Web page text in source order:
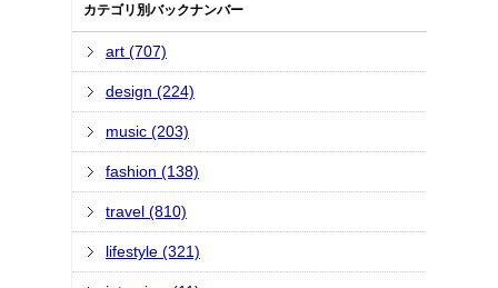
カテゴリ別バックナンバー
art (707)
design (224)
music (203)
fashion (138)
travel (810)
lifestyle (321)